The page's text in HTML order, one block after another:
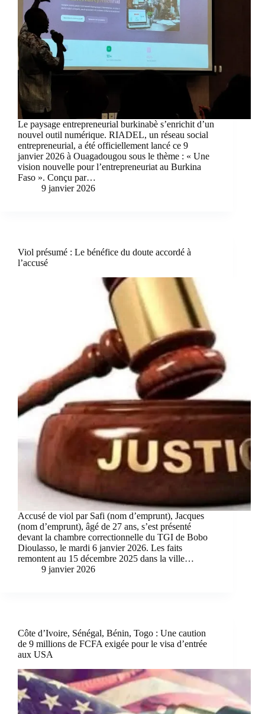
Le paysage entrepreneurial burkinabè s’enrichit d’un
nouvel outil numérique. RIADEL, un réseau social
entrepreneurial, a été officiellement lancé ce 9
janvier 2026 à Ouagadougou sous le thème : « Une
vision nouvelle pour l’entrepreneuriat au Burkina
Faso ». Conçu par…
9 janvier 2026
Viol présumé : Le bénéfice du doute accordé à
l’accusé
Accusé de viol par Safi (nom d’emprunt), Jacques
(nom d’emprunt), âgé de 27 ans, s’est présenté
devant la chambre correctionnelle du TGI de Bobo
Dioulasso, le mardi 6 janvier 2026. Les faits
remontent au 15 décembre 2025 dans la ville…
9 janvier 2026
Côte d’Ivoire, Sénégal, Bénin, Togo : Une caution
de 9 millions de FCFA exigée pour le visa d’entrée
aux USA